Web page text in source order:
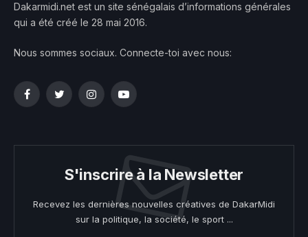
Dakarmidi.net est un site sénégalais d’informations générales
qui a été créé le 28 mai 2016.
Nous sommes sociaux. Connecte-toi avec nous:
FacebookTwitterInstagramYouTube
S'inscrire à la Newsletter
Recevez les dernières nouvelles créatives de DakarMidi
sur la politique, la société, le sport ...